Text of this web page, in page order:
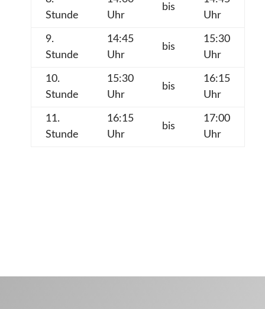
Stunde
Uhr
bis
Uhr
9.
Stunde
14:45
Uhr
bis
15:30
Uhr
10.
Stunde
15:30
Uhr
bis
16:15
Uhr
11.
Stunde
16:15
Uhr
bis
17:00
Uhr